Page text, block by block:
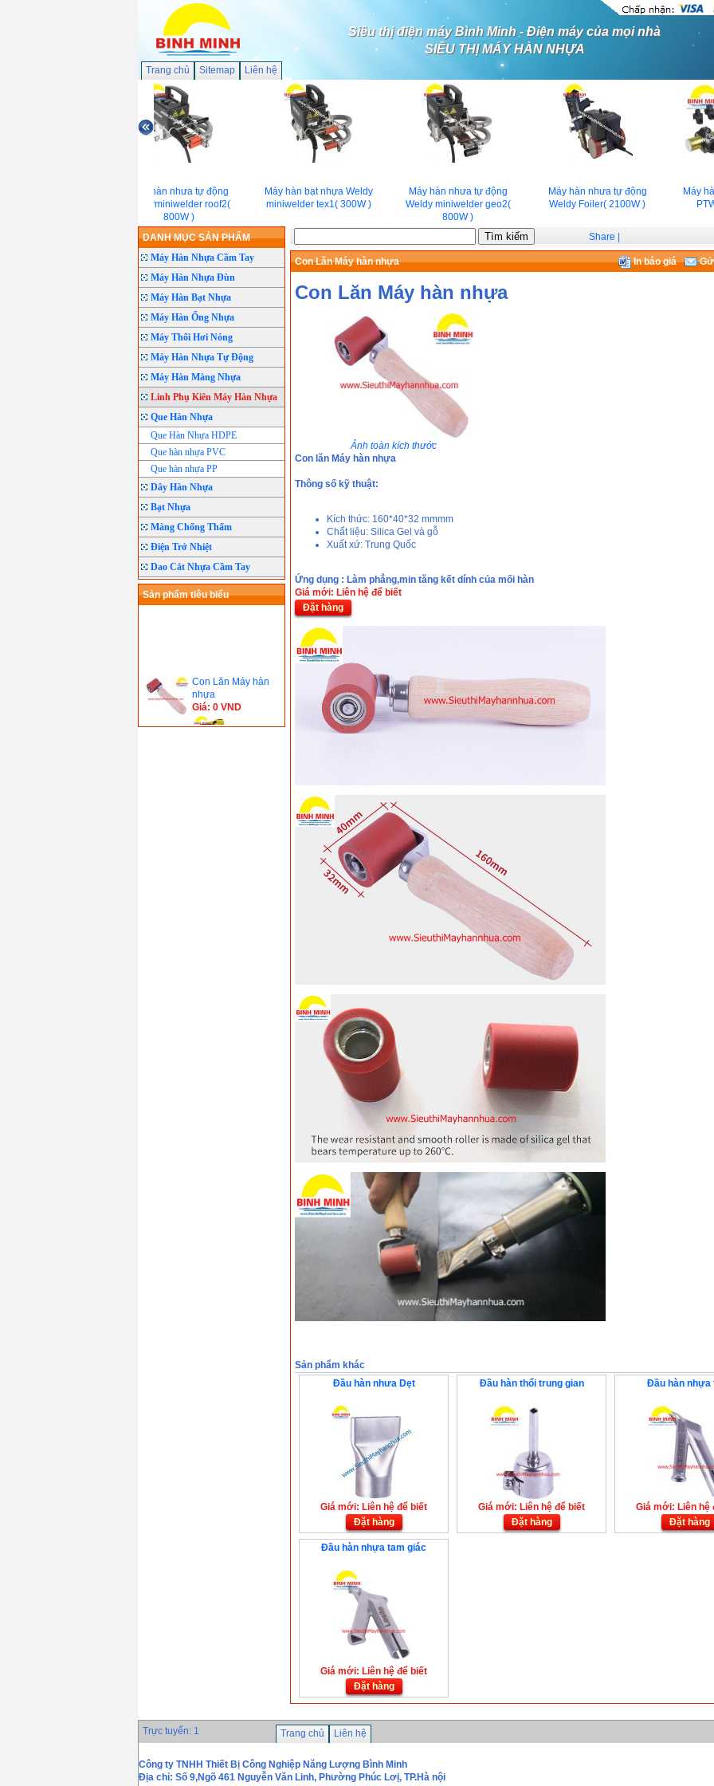
Siêu thị điện máy Bình Minh - Điện máy của mọi nhà
SIÊU THỊ MÁY HÀN NHỰA
Trang chủ Sitemap Liên hệ
Máy hàn nhưa tự động
Weldyminiwelder roof2(
800W )
Máy hàn bạt nhựa Weldy
miniwelder tex1( 300W )
Máy hàn nhưa tự động
Weldy miniwelder geo2(
800W )
Máy hàn nhưa tự động
Weldy Foiler( 2100W )
Máy
DANH MỤC SẢN PHẨM
Máy Hàn Nhựa Cầm Tay
Máy Hàn Nhựa Đùn
Máy Hàn Bạt Nhựa
Máy Hàn Ống Nhựa
Máy Thổi Hơi Nóng
Máy Hàn Nhựa Tự Động
Máy Hàn Màng Nhựa
Linh Phụ Kiên Máy Hàn Nhựa
Que Hàn Nhựa
Que Hàn Nhựa HDPE
Que hàn nhựa PVC
Que hàn nhựa PP
Dây Hàn Nhựa
Bạt Nhựa
Màng Chống Thấm
Điện Trở Nhiệt
Dao Cắt Nhựa Cầm Tay
Sản phẩm tiêu biểu
Con Lăn Máy hàn
nhựa
Giá: 0 VND
Share
Con Lăn Máy hàn nhựa In báo giá
Con Lăn Máy hàn nhựa
Ảnh toàn kích thước
Con lăn Máy hàn nhựa
Thông số kỹ thuật:
Kích thức: 160*40*32 mmmm
Chất liệu: Silica Gel và gỗ
Xuất xứ: Trung Quốc
Ứng dụng : Làm phẳng,min tăng kết dính của mối hàn
Giá mới: Liên hệ để biết
Đặt hàng
Sản phẩm khác
Đầu hàn nhưa Dẹt
Giá mới: Liên hệ để biết
Đặt hàng
Đầu hàn thổi trung gian
Giá mới: Liên hệ để biết
Đặt hàng
Đầu hàn nhựa
Giá mới: Liên hệ
Đặt hàng
Đầu hàn nhựa tam giác
Giá mới: Liên hệ để biết
Đặt hàng
Trực tuyến: 1 Trang chủ Liên hệ
Công ty TNHH Thiết Bị Công Nghiệp Năng Lượng Bình Minh
Địa chỉ: Số 9,Ngõ 461 Nguyễn Văn Linh, Phường Phúc Lơị, TP.Hà nội